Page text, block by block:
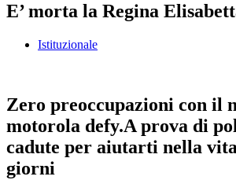
E’ morta la Regina
Istituzionale
Zero preoccupazioni con il
motorola defy.A prova di
cadute per aiutarti nella
giorni